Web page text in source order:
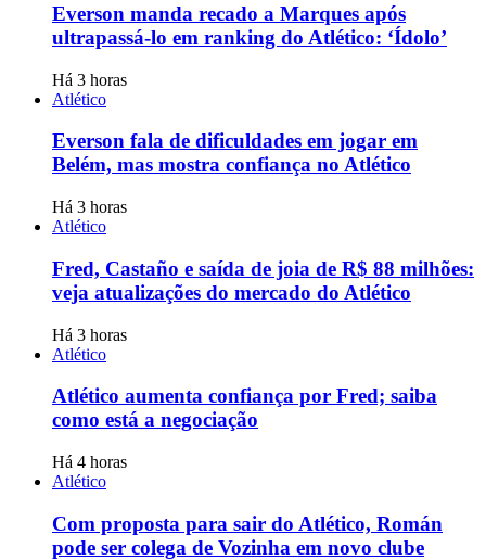
Everson manda recado a Marques após
ultrapassá-lo em ranking do Atlético: ‘Ídolo’
Há 3 horas
Atlético
Everson fala de dificuldades em jogar em
Belém, mas mostra confiança no Atlético
Há 3 horas
Atlético
Fred, Castaño e saída de joia de R$ 88 milhões:
veja atualizações do mercado do Atlético
Há 3 horas
Atlético
Atlético aumenta confiança por Fred; saiba
como está a negociação
Há 4 horas
Atlético
Com proposta para sair do Atlético, Román
pode ser colega de Vozinha em novo clube